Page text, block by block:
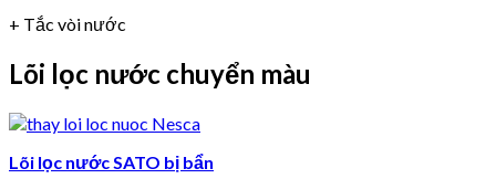
+ Tắc vòi nước
Lõi lọc nước chuyển màu
Lõi lọc nước SATO bị bẩn